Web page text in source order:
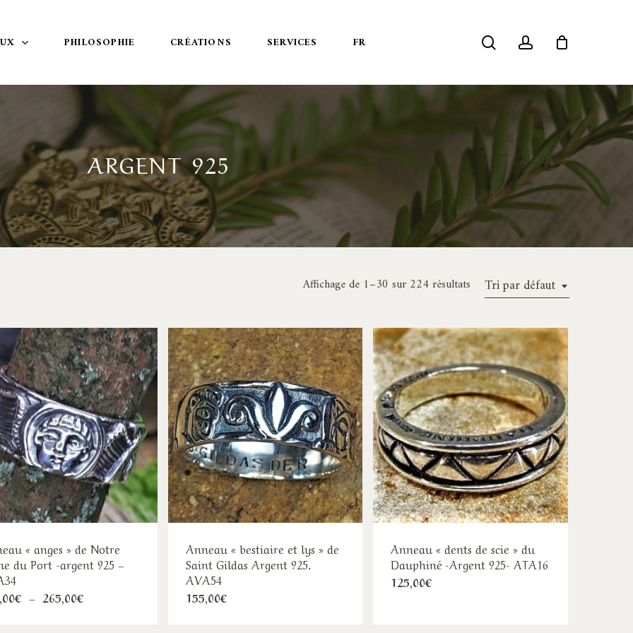
PHILOSOPHIE CRÉATIONS SERVICES FR searchaccount
ARGENT 925
Tri par défaut
Affichage de 1–30 sur 224 résultats
« anges » de Notre
du Port -argent 925 –
€ – 265,00€
Anneau « bestiaire et lys » de
Saint Gildas Argent 925.
AVA54
155,00€
Anneau « dents de scie » du
Dauphiné -Argent 925- ATA16
125,00€